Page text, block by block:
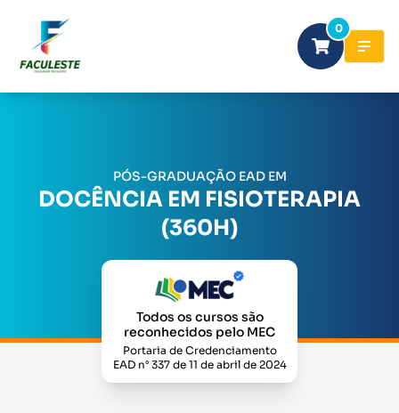
0
PÓS-GRADUAÇÃO EAD EM
DOCÊNCIA EM FISIOTERAPIA
(360H)
Todos os cursos são
reconhecidos pelo MEC
Portaria de Credenciamento
EAD n° 337 de 11 de abril de 2024